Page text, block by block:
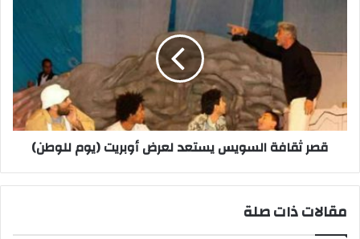
لعرض
أوبريت
للوطن)
قصر ثقافة السويس يستعد لعرض أوبريت (يوم للوطن)
مقالات ذات صلة